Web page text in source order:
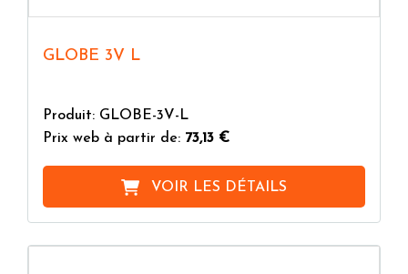
GLOBE 3V L
Produit: GLOBE-3V-L
Prix web à partir de: 73,13 €
VOIR LES DÉTAILS